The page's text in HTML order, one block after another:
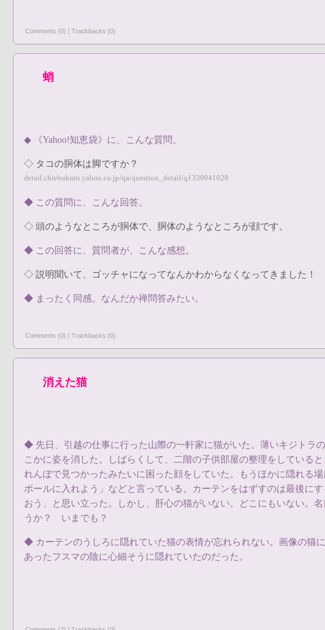
Comments (0) | Trackbacks (0)
蛸
◆ 《Yahoo!知恵袋》に、こんな質問。
◇ タコの胴体は脚ですか？
detail.chiebukuro.yahoo.co.jp/qa/question_detail/q1339041028
◆ この質問に、こんな回答。
◇ 頭のようなところが胴体で、胴体のようなところが顔です。
◆ この回答に、質問者が、こんな感想。
◇ 説明聞いて、ゴッチャになってなんかわからなくなってきました！
◆ まったく同感。なんだか禅問答みたい。
Comments (0) | Trackbacks (0)
消えた猫
◆ 先日、引越の仕事に行った山際の一軒家に猫がいた。薄いキジトラ
こかに姿を消した。しばらくして、二階の子供部屋の整理をしている
れんぼで見つかったみたいに困った顔をしていた。もうほかに隠れる
ボールに入れよう」などと言っている。カーテンをはずすのは最後に
おう、と思い立った。しかし、肝心の猫がいない。どこにもいない。
うか？ いまでも？
◆ カーテンのうしろに隠れていた猫の表情が忘れられない。画像の猫
あったフスマの陰に心細そうに隠れていたのだった。